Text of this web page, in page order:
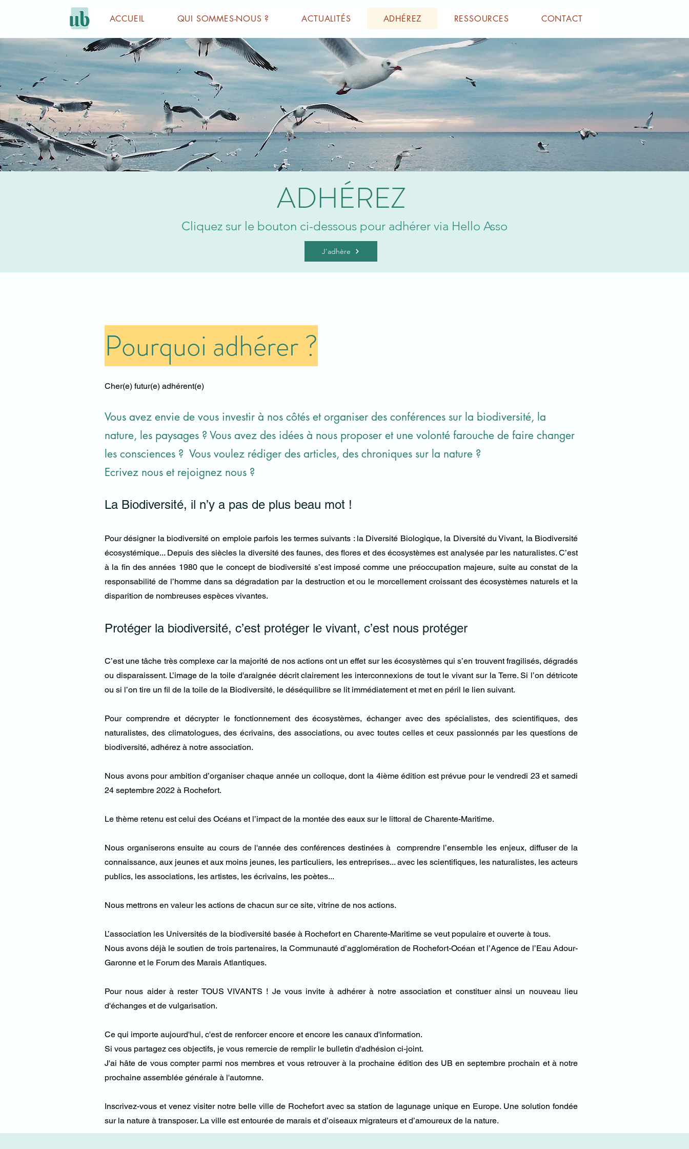
ACCUEIL QUI SOMMES-NOUS ? ACTUALITÉS ADHÉREZ RESSOURCES CONTACT
ADHÉREZ
Cliquez sur le bouton ci-dessous pour adhérer via Hello Asso
J'adhère
Pourquoi adhérer ?
Cher(e) futur(e) adhérent(e)
Vous avez envie de vous investir à nos côtés et organiser des conférences sur la biodiversité, la
nature, les paysages ? Vous avez des idées à nous proposer et une volonté farouche de faire changer
les consciences ? Vous voulez rédiger des articles, des chroniques sur la nature ?
Ecrivez nous et rejoignez nous ?
La Biodiversité, il n’y a pas de plus beau mot !
Pour désigner la biodiversité on emploie parfois les termes suivants : la Diversité Biologique, la Diversité du Vivant, la Biodiversité
écosystémique... Depuis des siècles la diversité des faunes, des flores et des écosystèmes est analysée par les naturalistes. C’est
à la fin des années 1980 que le concept de biodiversité s’est imposé comme une préoccupation majeure, suite au constat de la
responsabilité de l’homme dans sa dégradation par la destruction et ou le morcellement croissant des écosystèmes naturels et la
disparition de nombreuses espèces vivantes.
Protéger la biodiversité, c’est protéger le vivant, c’est nous protéger
C’est une tâche très complexe car la majorité de nos actions ont un effet sur les écosystèmes qui s’en trouvent fragilisés, dégradés
ou disparaissent. L’image de la toile d'araignée décrit clairement les interconnexions de tout le vivant sur la Terre. Si l’on détricote
ou si l’on tire un fil de la toile de la Biodiversité, le déséquilibre se lit immédiatement et met en péril le lien suivant.
Pour comprendre et décrypter le fonctionnement des écosystèmes, échanger avec des spécialistes, des scientifiques, des
naturalistes, des climatologues, des écrivains, des associations, ou avec toutes celles et ceux passionnés par les questions de
biodiversité, adhérez à notre association.
Nous avons pour ambition d’organiser chaque année un colloque, dont la 4ième édition est prévue pour le vendredi 23 et samedi
24 septembre 2022 à Rochefort.
Le thème retenu est celui des Océans et l’impact de la montée des eaux sur le littoral de Charente-Maritime.
Nous organiserons ensuite au cours de l'année des conférences destinées à comprendre l’ensemble les enjeux, diffuser de la
connaissance, aux jeunes et aux moins jeunes, les particuliers, les entreprises... avec les scientifiques, les naturalistes, les acteurs
publics, les associations, les artistes, les écrivains, les poètes...
Nous mettrons en valeur les actions de chacun sur ce site, vitrine de nos actions.
L’association les Universités de la biodiversité basée à Rochefort en Charente-Maritime se veut populaire et ouverte à tous.
Nous avons déjà le soutien de trois partenaires, la Communauté d’agglomération de Rochefort-Océan et l’Agence de l’Eau Adour-
Garonne et le Forum des Marais Atlantiques.
Pour nous aider à rester TOUS VIVANTS ! Je vous invite à adhérer à notre association et constituer ainsi un nouveau lieu
d'échanges et de vulgarisation.
Ce qui importe aujourd'hui, c'est de renforcer encore et encore les canaux d'information.
Si vous partagez ces objectifs, je vous remercie de remplir le bulletin d'adhésion ci-joint.
J'ai hâte de vous compter parmi nos membres et vous retrouver à la prochaine édition des UB en septembre prochain et à notre
prochaine assemblée générale à l'automne.
Inscrivez-vous et venez visiter notre belle ville de Rochefort avec sa station de lagunage unique en Europe. Une solution fondée
sur la nature à transposer. La ville est entourée de marais et d’oiseaux migrateurs et d’amoureux de la nature.